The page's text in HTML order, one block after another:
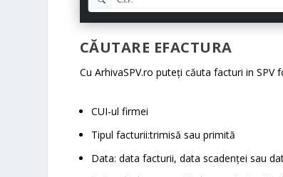
CĂUTARE EFACTURA
Cu ArhivaSPV.ro puteți căuta facturi in
CUI-ul firmei
Tipul facturii:trimisă sau primită
Data: data facturii, data scadenței sau